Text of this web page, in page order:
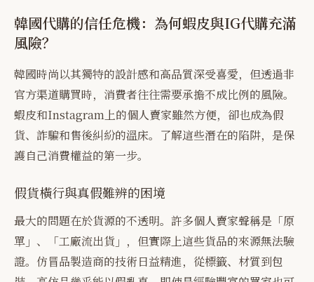
韓國代購的信任危機：為何蝦皮與IG代購充滿
風險？
韓國時尚以其獨特的設計感和高品質深受喜愛，但透過非
官方渠道購買時，消費者往往需要承擔不成比例的風險。
蝦皮和Instagram上的個人賣家雖然方便，卻也成為假
貨、詐騙和售後糾紛的溫床。了解這些潛在的陷阱，是保
護自己消費權益的第一步。
假貨橫行與真假難辨的困境
最大的問題在於貨源的不透明。許多個人賣家聲稱是「原
單」、「工廠流出貨」，但實際上這些貨品的來源無法驗
證。仿冒品製造商的技術日益精進，從標籤、材質到包